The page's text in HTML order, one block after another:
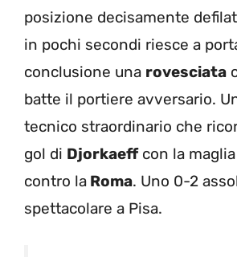
posizione decisamente
in pochi secondi riesce a
conclusione una rovesciata
batte il portiere avversario.
tecnico straordinario che
gol di Djorkaeffcon la maglia
contro la Roma. Uno 0-2
spettacolare a Pisa.